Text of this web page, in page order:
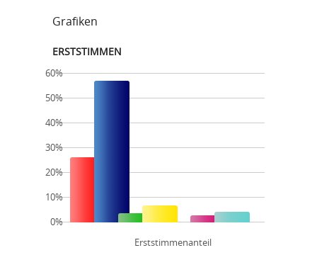
Grafiken
ERSTSTIMMEN
Erststimmenanteil
60%
50%
40%
30%
20%
10%
0%